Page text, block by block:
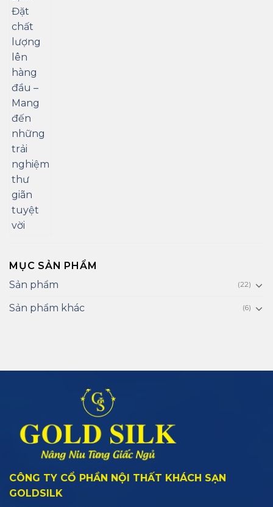
MỤC SẢN PHẨM
Sản phẩm
(22)
Sản phẩm khác (6)
CÔNG TY CỔ PHẦN NỘI THẤT KHÁCH SẠN
GOLDSILK